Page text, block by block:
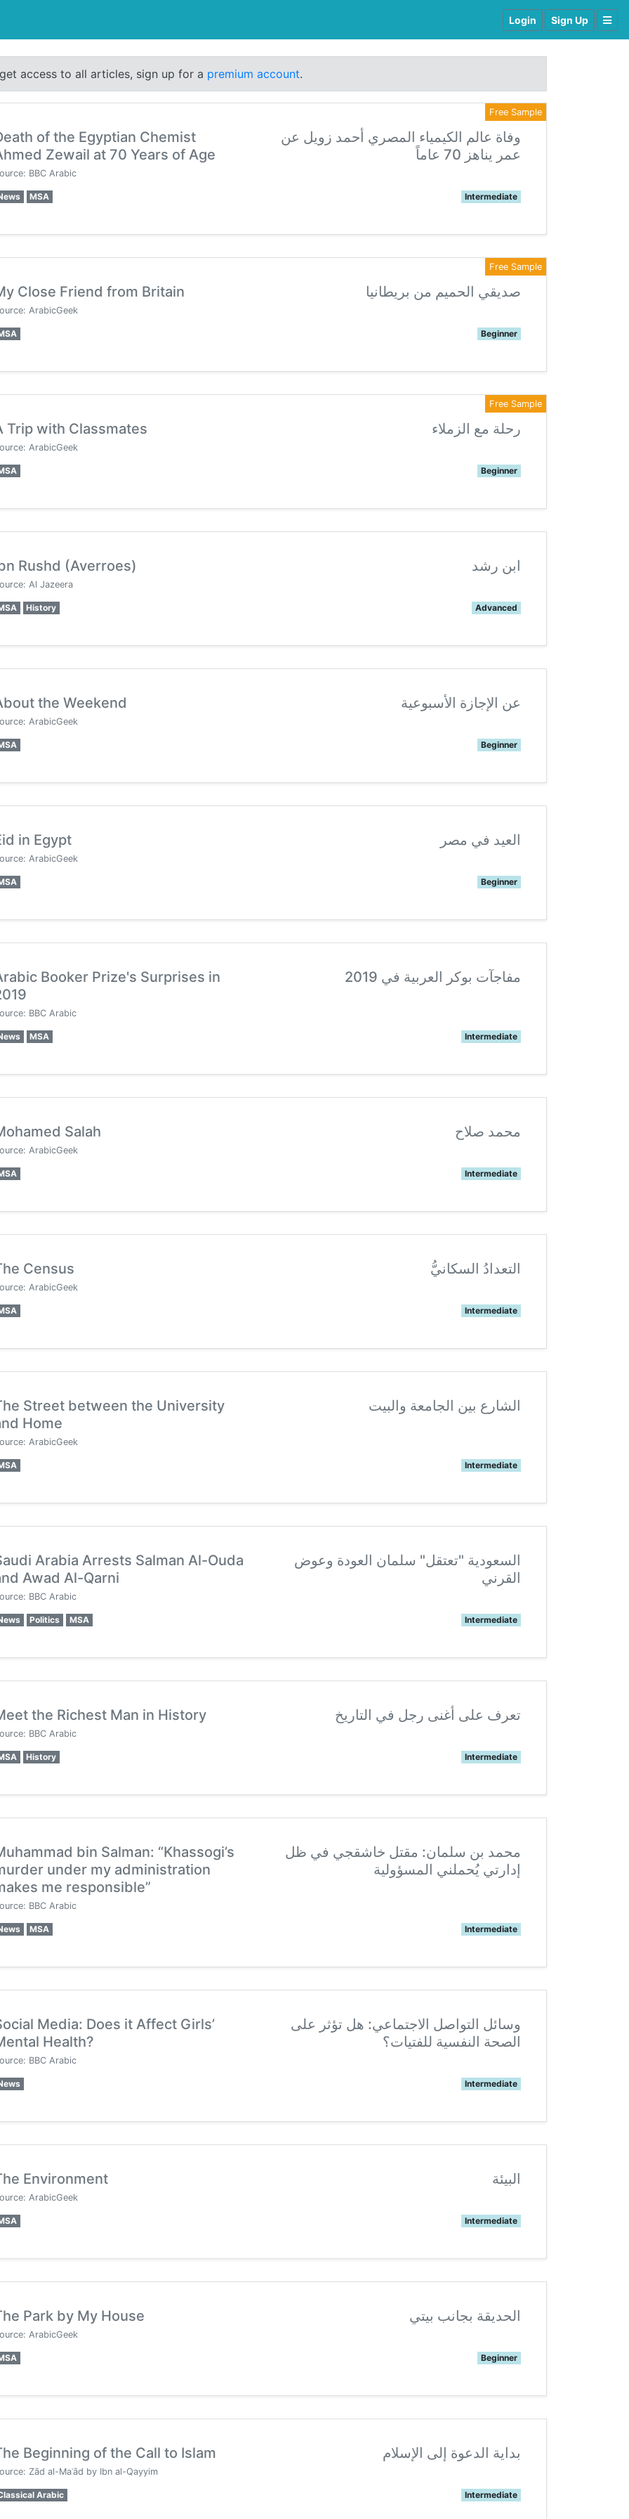
Login Sign Up
access to all articles, sign up for a premium account.
Free Sample
of the Egyptian Chemist
Zewail at 70 Years of Age
BBC Arabic
وفاة عالم الكيمياء المصري أحمد زويل عن
عمر يناهز 70 عاماً
MSA Intermediate
Free Sample
Close Friend from Britain
ArabicGeek
صديقي الحميم من بريطانيا
Beginner
Free Sample
Trip with Classmates
ArabicGeek
رحلة مع الزملاء
Beginner
Rushd (Averroes)
Al Jazeera
ابن رشد
History Advanced
the Weekend
ArabicGeek
عن الإجازة الأسبوعية
Beginner
in Egypt
ArabicGeek
العيد في مصر
Beginner
Booker Prize's Surprises in
BBC Arabic
مفاجآت بوكر العربية في 2019
MSA Intermediate
Salah
ArabicGeek
محمد صلاح
Intermediate
Census
ArabicGeek
التعدادُ السكانيُّ
Intermediate
Street between the University
Home
ArabicGeek
الشارع بين الجامعة والبيت
Intermediate
Arabia Arrests Salman Al-Ouda
Awad Al-Qarni
BBC Arabic
السعودية "تعتقل" سلمان العودة وعوض
القرني
Politics MSA Intermediate
the Richest Man in History
BBC Arabic
تعرف على أغنى رجل في التاريخ
History Intermediate
bin Salman: “Khassogi’s
under my administration
me responsible”
BBC Arabic
محمد بن سلمان: مقتل خاشقجي في ظل
إدارتي يُحملني المسؤولية
MSA Intermediate
Media: Does it Affect Girls’
Health?
BBC Arabic
وسائل التواصل الاجتماعي: هل تؤثر على
الصحة النفسية للفتيات؟
Intermediate
Environment
ArabicGeek
البيئة
Intermediate
Park by My House
ArabicGeek
الحديقة بجانب بيتي
Beginner
Beginning of the Call to Islam
Zād al-Maʿād by Ibn al-Qayyim
بداية الدعوة إلى الإسلام
Arabic Intermediate